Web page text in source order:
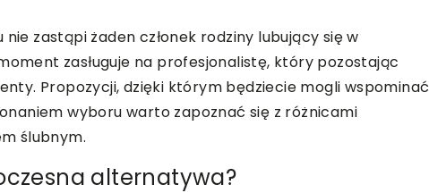
zastąpi żaden członek rodziny lubujący się w
zasługuje na profesjonalistę, który pozostając
Propozycji, dzięki którym będziecie mogli wspominać
wyboru warto zapoznać się z różnicami
ślubnym.
alternatywa?